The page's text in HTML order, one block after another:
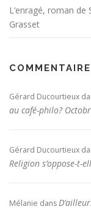
L’enragé, roman
Grasset
Gérard Ducourtieux
au café-philo?
Gérard Ducourtieux
Religion s’oppose-t-
Mélanie dans